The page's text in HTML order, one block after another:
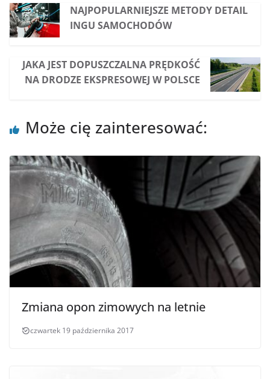
NAJPOPULARNIEJSZE METODY DETAIL
INGU SAMOCHODÓW
JAKA JEST DOPUSZCZALNA PRĘDKOŚĆ
NA DRODZE EKSPRESOWEJ W POLSCE
Może cię zainteresować:
Zmiana opon zimowych na letnie
czwartek 19 października 2017